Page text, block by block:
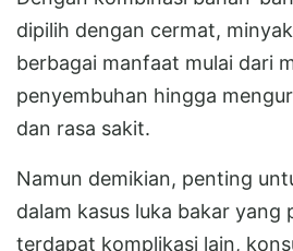
dipilih dengan cermat,
berbagai manfaat mulai dari
penyembuhan hingga
dan rasa sakit.
Namun demikian, penting
dalam kasus luka bakar yang
terdapat komplikasi lain,